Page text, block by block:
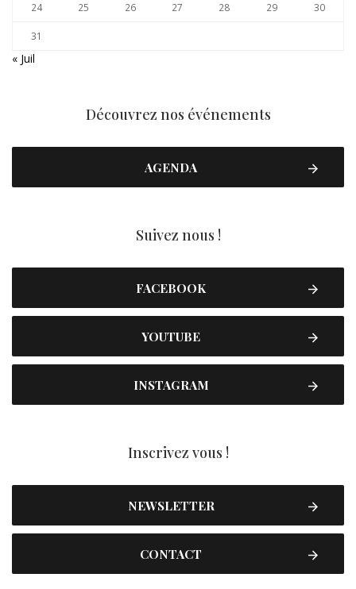
24 25 26 27 28 29 30
31
« Juil
Découvrez nos événements
AGENDA
Suivez nous !
FACEBOOK
YOUTUBE
INSTAGRAM
Inscrivez vous !
NEWSLETTER
CONTACT